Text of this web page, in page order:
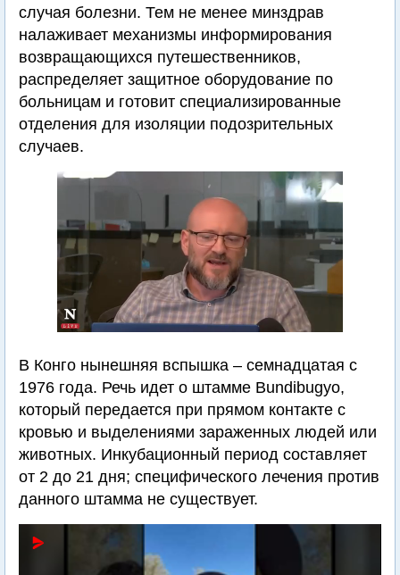
случая болезни. Тем не менее минздрав
налаживает механизмы информирования
возвращающихся путешественников,
распределяет защитное оборудование по
больницам и готовит специализированные
отделения для изоляции подозрительных
случаев.
В Конго нынешняя вспышка – семнадцатая с
1976 года. Речь идет о штамме Bundibugyo,
который передается при прямом контакте с
кровью и выделениями зараженных людей или
животных. Инкубационный период составляет
от 2 до 21 дня; специфического лечения против
данного штамма не существует.